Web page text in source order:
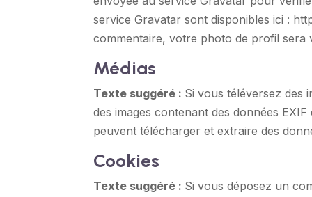
service Gravatar sont disponibles ici :
commentaire, votre photo de profil sera
Médias
Texte suggéré : Si vous téléversez des
des images contenant des données
peuvent télécharger et extraire des
Cookies
Texte suggéré : Si vous déposez un